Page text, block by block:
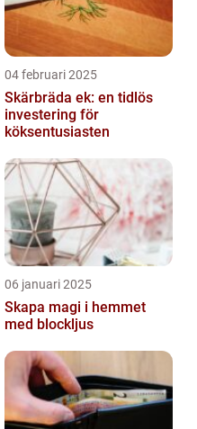
04 februari 2025
Skärbräda ek: en tidlös
investering för
köksentusiasten
06 januari 2025
Skapa magi i hemmet
med blockljus